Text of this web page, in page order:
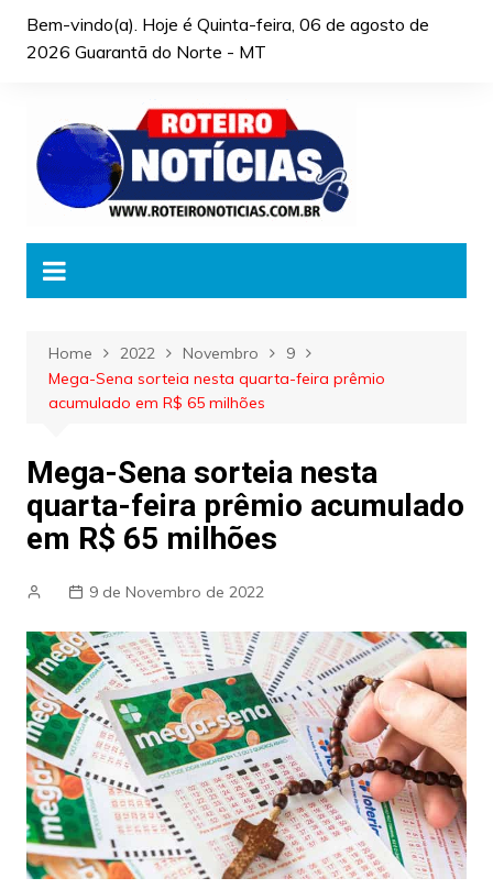
Bem-vindo(a). Hoje é Quinta-feira, 06 de agosto de
2026 Guarantã do Norte - MT
Home 2022 Novembro
9
Mega-Sena sorteia nesta quarta-feira prêmio
acumulado em R$ 65 milhões
Mega-Sena sorteia nesta
quarta-feira prêmio acumulado
em R$ 65 milhões
9 de Novembro de 2022